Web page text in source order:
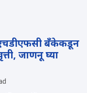
बँकेकडून
जाणनू घ्या